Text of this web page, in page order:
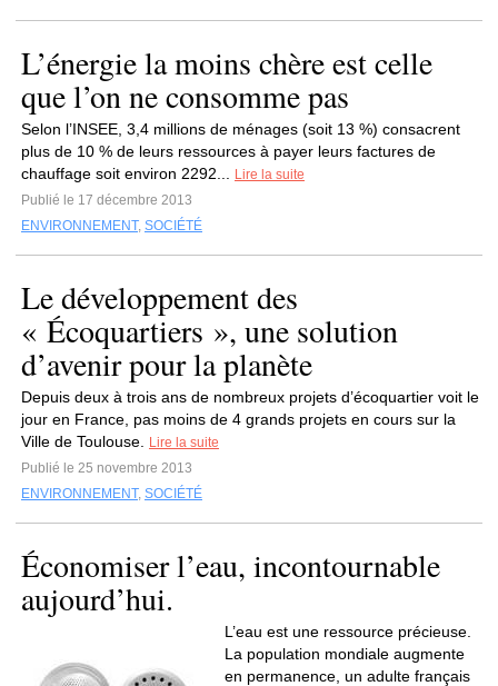
L’énergie la moins chère est celle
que l’on ne consomme pas
Selon l’INSEE, 3,4 millions de ménages (soit 13 %) consacrent
plus de 10 % de leurs ressources à payer leurs factures de
chauffage soit environ 2292...
Lire la suite
Publié le 17 décembre 2013
ENVIRONNEMENT, SOCIÉTÉ
Le développement des
« Écoquartiers », une solution
d’avenir pour la planète
Depuis deux à trois ans de nombreux projets d’écoquartier voit le
jour en France, pas moins de 4 grands projets en cours sur la
Ville de Toulouse.
Lire la suite
Publié le 25 novembre 2013
ENVIRONNEMENT, SOCIÉTÉ
Économiser l’eau, incontournable
aujourd’hui.
L’eau est une ressource précieuse.
La population mondiale augmente
en permanence, un adulte français